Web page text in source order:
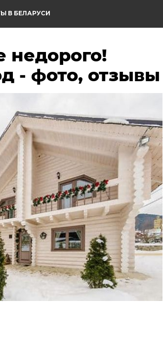
В БЕЛАРУСИ
недорого!
- фото, отзывы